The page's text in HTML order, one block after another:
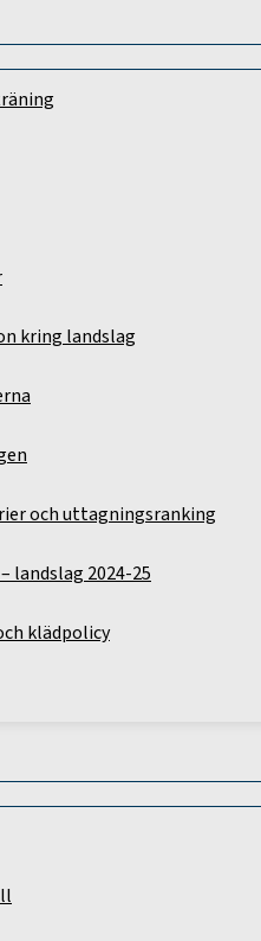
kring landslag
och uttagningsranking
landslag 2024-25
klädpolicy